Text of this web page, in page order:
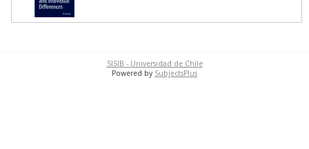
SISIB - Universidad de Chile
Powered by SubjectsPlus